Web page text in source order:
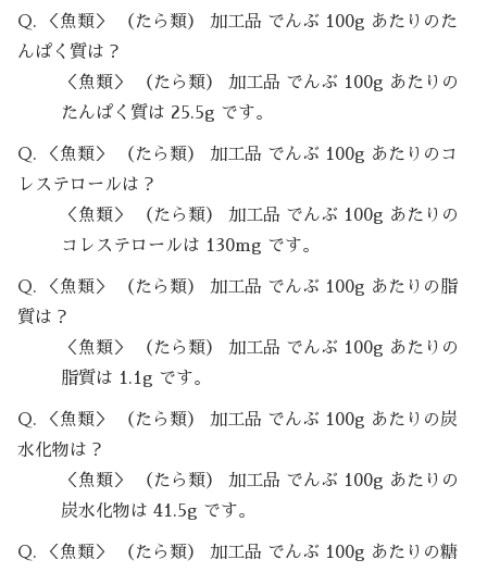
Q. ＜魚類＞ （たら類） 加工品 でんぶ 100g あたりのた
んぱく質は？
＜魚類＞ （たら類） 加工品 でんぶ 100g あたりの
たんぱく質は 25.5g です。
Q. ＜魚類＞ （たら類） 加工品 でんぶ 100g あたりのコ
レステロールは？
＜魚類＞ （たら類） 加工品 でんぶ 100g あたりの
コレステロールは 130mg です。
Q. ＜魚類＞ （たら類） 加工品 でんぶ 100g あたりの脂
質は？
＜魚類＞ （たら類） 加工品 でんぶ 100g あたりの
脂質は 1.1g です。
Q. ＜魚類＞ （たら類） 加工品 でんぶ 100g あたりの炭
水化物は？
＜魚類＞ （たら類） 加工品 でんぶ 100g あたりの
炭水化物は 41.5g です。
Q. ＜魚類＞ （たら類） 加工品 でんぶ 100g あたりの糖